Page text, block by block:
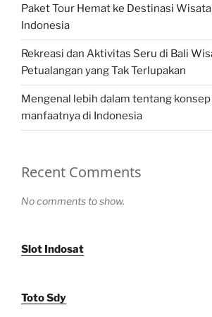
Paket Tour Hemat ke Destinasi
Indonesia
Rekreasi dan Aktivitas Seru di Bali
Petualangan yang Tak Terlupakan
Mengenal lebih dalam tentang
manfaatnya di Indonesia
Recent Comments
No comments to show.
Slot Indosat
Toto Sdy